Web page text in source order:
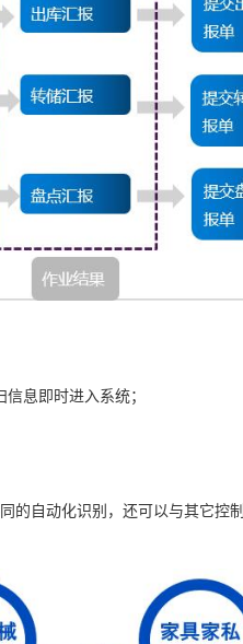
息即时进入系统；
的自动化识别，还可以与其它控制